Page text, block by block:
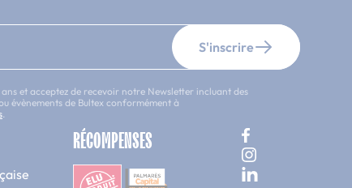
S'inscrire
et acceptez de recevoir notre Newsletter incluant des
évènements de Bultex conformément à
RÉCOMPENSES